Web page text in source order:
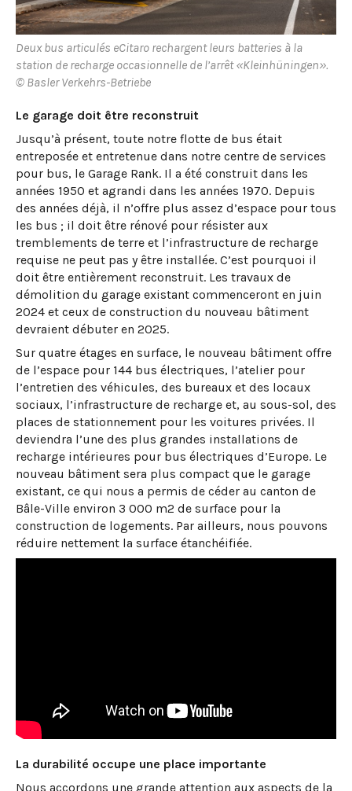
Deux bus articulés eCitaro rechargent leurs batteries à la
station de recharge occasionnelle de l’arrêt «Kleinhüningen».
© Basler Verkehrs-Betriebe
Le garage doit être reconstruit
Jusqu’à présent, toute notre flotte de bus était
entreposée et entretenue dans notre centre de services
pour bus, le Garage Rank. Il a été construit dans les
années 1950 et agrandi dans les années 1970. Depuis
des années déjà, il n’offre plus assez d’espace pour tous
les bus ; il doit être rénové pour résister aux
tremblements de terre et l’infrastructure de recharge
requise ne peut pas y être installée. C’est pourquoi il
doit être entièrement reconstruit. Les travaux de
démolition du garage existant commenceront en juin
2024 et ceux de construction du nouveau bâtiment
devraient débuter en 2025.
Sur quatre étages en surface, le nouveau bâtiment offre
de l’espace pour 144 bus électriques, l’atelier pour
l’entretien des véhicules, des bureaux et des locaux
sociaux, l’infrastructure de recharge et, au sous-sol, des
places de stationnement pour les voitures privées. Il
deviendra l’une des plus grandes installations de
recharge intérieures pour bus électriques d’Europe. Le
nouveau bâtiment sera plus compact que le garage
existant, ce qui nous a permis de céder au canton de
Bâle-Ville environ 3 000 m2 de surface pour la
construction de logements. Par ailleurs, nous pouvons
réduire nettement la surface étanchéifiée.
La durabilité occupe une place importante
Nous accordons une grande attention aux aspects de la